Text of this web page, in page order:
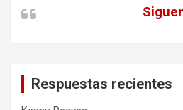
Respuestas recientes